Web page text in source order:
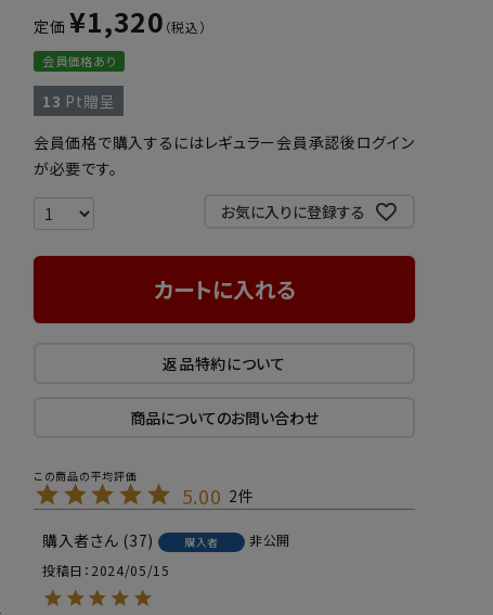
エメナコラボジェル
定価 ¥1,320
会員価格あり
13 Pt贈呈
会員価格で購入するにはレギュラー会員承認後ログイン
が必要です。
お気に入りに登録する
カートに入れる
返品特約について
商品についてのお問い合わせ
5.00 2
購入者 37 購入者
非公開
投稿日
2024/05/15